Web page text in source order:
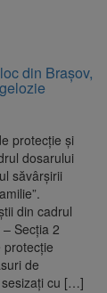
din Brașov,
protecție și
dosarului
săvârșirii
din cadrul
Secția 2
protecție
de
cu […]